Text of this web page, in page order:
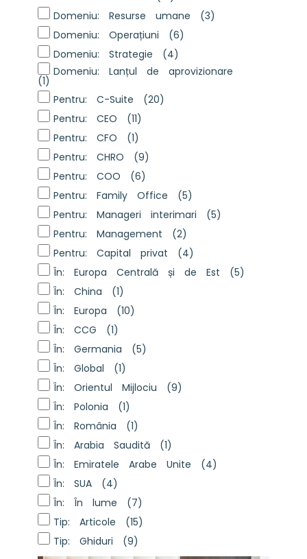
Domeniu: Resurse umane (3)
Domeniu: Operațiuni (6)
Domeniu: Strategie (4)
Domeniu: Lanțul de aprovizionare
(1)
Pentru: C-Suite (20)
Pentru: CEO (11)
Pentru: CFO (1)
Pentru: CHRO (9)
Pentru: COO (6)
Pentru: Family Office (5)
Pentru: Manageri interimari (5)
Pentru: Management (2)
Pentru: Capital privat (4)
În: Europa Centrală și de Est (5)
În: China (1)
În: Europa (10)
În: CCG (1)
În: Germania (5)
În: Global (1)
În: Orientul Mijlociu (9)
În: Polonia (1)
În: România (1)
În: Arabia Saudită (1)
În: Emiratele Arabe Unite (4)
În: SUA (4)
În: În lume (7)
Tip: Articole (15)
Tip: Ghiduri (9)